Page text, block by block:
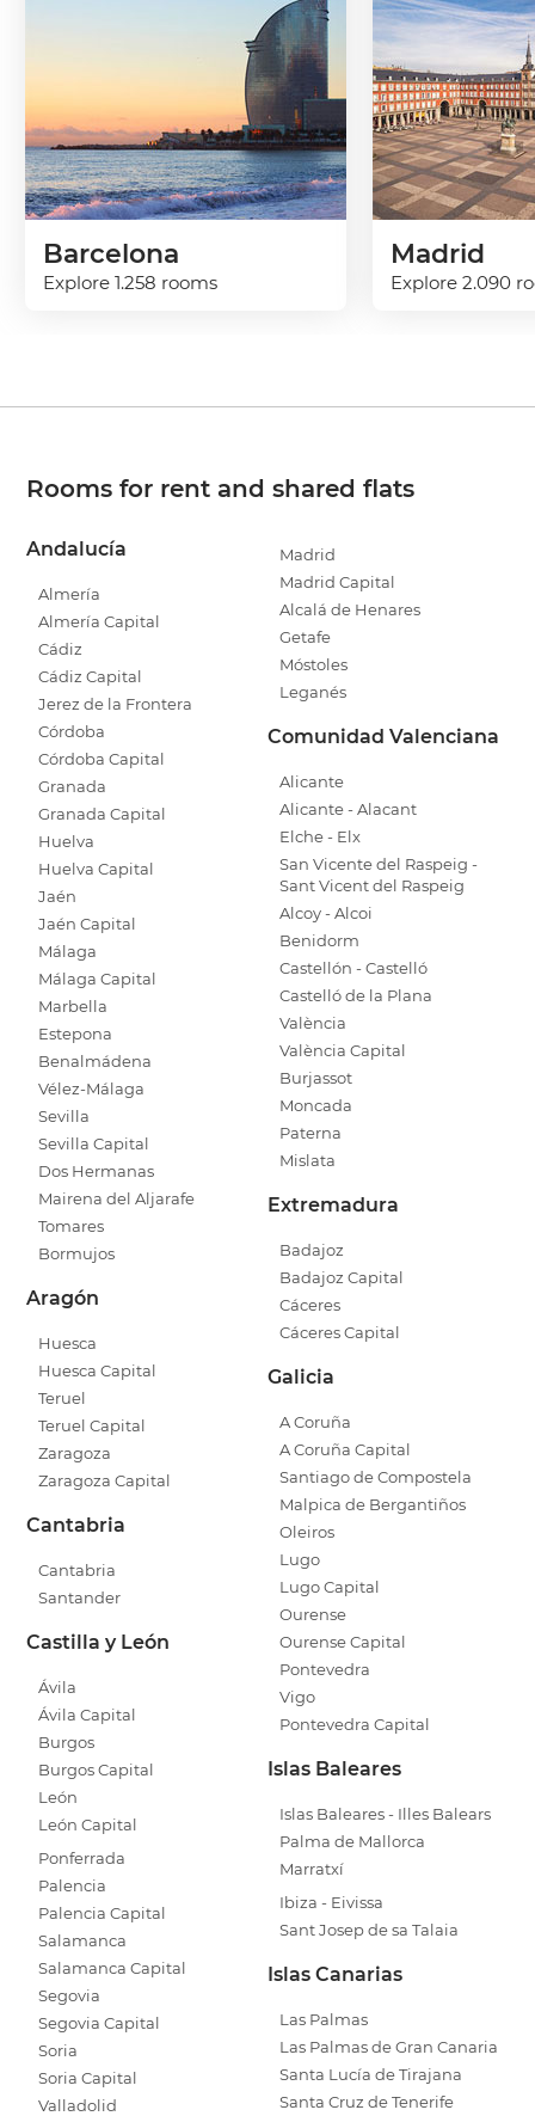
Barcelona
Explore 1.258 rooms
Madrid
Explore 2.090
Rooms for rent and shared flats
Andalucía
Almería
Almería Capital
Cádiz
Cádiz Capital
Jerez de la Frontera
Córdoba
Córdoba Capital
Granada
Granada Capital
Huelva
Huelva Capital
Jaén
Jaén Capital
Málaga
Málaga Capital
Marbella
Estepona
Benalmádena
Vélez-Málaga
Sevilla
Sevilla Capital
Dos Hermanas
Mairena del Aljarafe
Tomares
Bormujos
Aragón
Huesca
Huesca Capital
Teruel
Teruel Capital
Zaragoza
Zaragoza Capital
Cantabria
Cantabria
Santander
Castilla y León
Ávila
Ávila Capital
Burgos
Burgos Capital
León
León Capital
Ponferrada
Palencia
Palencia Capital
Salamanca
Salamanca Capital
Segovia
Segovia Capital
Soria
Soria Capital
Valladolid
Madrid
Madrid Capital
Alcalá de Henares
Getafe
Móstoles
Leganés
Comunidad Valenciana
Alicante
Alicante - Alacant
Elche - Elx
San Vicente del Raspeig -
Sant Vicent del Raspeig
Alcoy - Alcoi
Benidorm
Castellón - Castelló
Castelló de la Plana
València
València Capital
Burjassot
Moncada
Paterna
Mislata
Extremadura
Badajoz
Badajoz Capital
Cáceres
Cáceres Capital
Galicia
A Coruña
A Coruña Capital
Santiago de Compostela
Malpica de Bergantiños
Oleiros
Lugo
Lugo Capital
Ourense
Ourense Capital
Pontevedra
Vigo
Pontevedra Capital
Islas Baleares
Islas Baleares - Illes Balears
Palma de Mallorca
Marratxí
Ibiza - Eivissa
Sant Josep de sa Talaia
Islas Canarias
Las Palmas
Las Palmas de Gran Canaria
Santa Lucía de Tirajana
Santa Cruz de Tenerife